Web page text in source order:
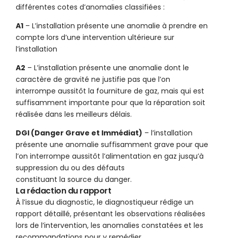
différentes cotes d’anomalies classifiées :
A1 – L’installation présente une anomalie à prendre en
compte lors d’une intervention ultérieure sur
l’installation
A2 – L’installation présente une anomalie dont le
caractère de gravité ne justifie pas que l’on
interrompe aussitôt la fourniture de gaz, mais qui est
suffisamment importante pour que la réparation soit
réalisée dans les meilleurs délais.
DGI (Danger Grave et Immédiat) – l’installation
présente une anomalie suffisamment grave pour que
l’on interrompe aussitôt l’alimentation en gaz jusqu’à
suppression du ou des défauts
constituant la source du danger.
La rédaction du rapport
À l’issue du diagnostic, le diagnostiqueur rédige un
rapport détaillé, présentant les observations réalisées
lors de l’intervention, les anomalies constatées et les